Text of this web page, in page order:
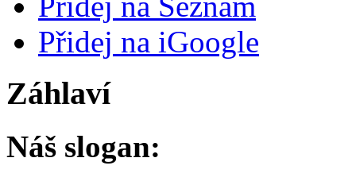
Přidej na iGoogle
Záhlaví
Náš slogan: